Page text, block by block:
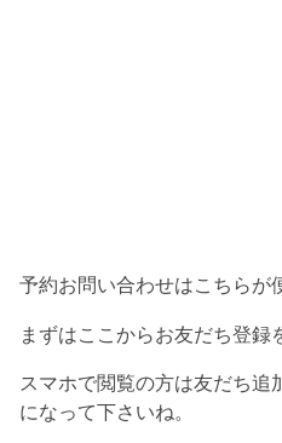
予約お問い合わせはこちらが
まずはここからお友だち登録
スマホで閲覧の方は友だち追
になって下さいね。